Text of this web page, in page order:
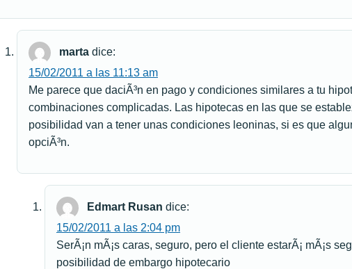
marta dice:
15/02/2011 a las 11:13 am
Me parece que daciÃ³n en pago y condiciones similares a tu
combinaciones complicadas. Las hipotecas en las que se
posibilidad van a tener unas condiciones leoninas, si es que
opciÃ³n.
Edmart Rusan dice:
15/02/2011 a las 2:04 pm
SerÃ¡n mÃ¡s caras, seguro, pero el cliente estarÃ¡ mÃ¡s
posibilidad de embargo hipotecario